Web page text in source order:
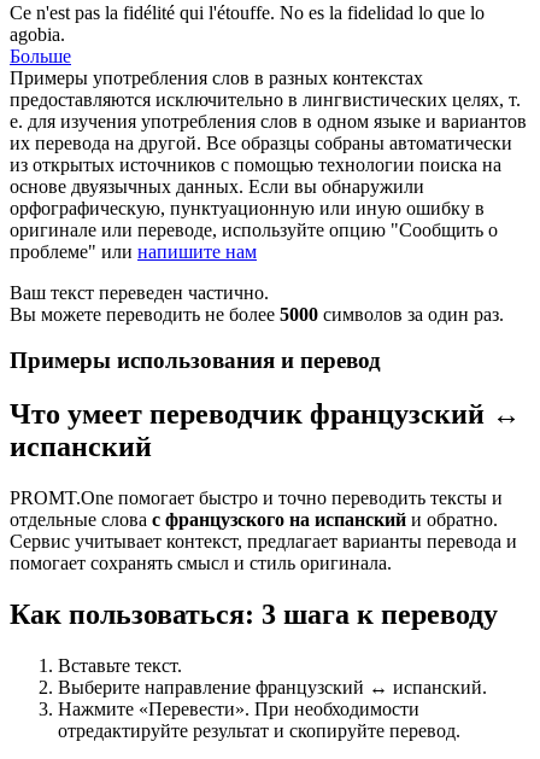
Ce n'est pas la fidélité qui l'étouffe. No es la fidelidad lo que lo
agobia.
Больше
Примеры употребления слов в разных контекстах
предоставляются исключительно в лингвистических целях, т.
е. для изучения употребления слов в одном языке и вариантов
их перевода на другой. Все образцы собраны автоматически
из открытых источников с помощью технологии поиска на
основе двуязычных данных. Если вы обнаружили
орфографическую, пунктуационную или иную ошибку в
оригинале или переводе, используйте опцию "Сообщить о
проблеме" или напишите нам
Ваш текст переведен частично.
Вы можете переводить не более 5000 символов за один раз.
Примеры использования и перевод
Что умеет переводчик французский ↔
испанский
PROMT.One помогает быстро и точно переводить тексты и
отдельные слова с французского на испанский и обратно.
Сервис учитывает контекст, предлагает варианты перевода и
помогает сохранять смысл и стиль оригинала.
Как пользоваться: 3 шага к переводу
Вставьте текст.
Выберите направление французский ↔ испанский.
Нажмите «Перевести». При необходимости
отредактируйте результат и скопируйте перевод.